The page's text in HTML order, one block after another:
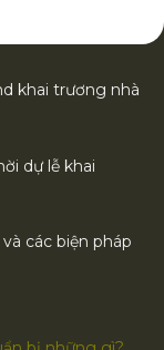
khai trương nhà
dự lễ khai
các biện pháp